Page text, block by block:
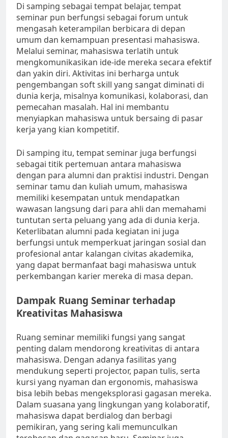
Di samping sebagai tempat belajar, tempat
seminar pun berfungsi sebagai forum untuk
mengasah keterampilan berbicara di depan
umum dan kemampuan presentasi mahasiswa.
Melalui seminar, mahasiswa terlatih untuk
mengkomunikasikan ide-ide mereka secara efektif
dan yakin diri. Aktivitas ini berharga untuk
pengembangan soft skill yang sangat diminati di
dunia kerja, misalnya komunikasi, kolaborasi, dan
pemecahan masalah. Hal ini membantu
menyiapkan mahasiswa untuk bersaing di pasar
kerja yang kian kompetitif.
Di samping itu, tempat seminar juga berfungsi
sebagai titik pertemuan antara mahasiswa
dengan para alumni dan praktisi industri. Dengan
seminar tamu dan kuliah umum, mahasiswa
memiliki kesempatan untuk mendapatkan
wawasan langsung dari para ahli dan memahami
tuntutan serta peluang yang ada di dunia kerja.
Keterlibatan alumni pada kegiatan ini juga
berfungsi untuk memperkuat jaringan sosial dan
profesional antar kalangan civitas akademika,
yang dapat bermanfaat bagi mahasiswa untuk
perkembangan karier mereka di masa depan.
Dampak Ruang Seminar terhadap
Kreativitas Mahasiswa
Ruang seminar memiliki fungsi yang sangat
penting dalam mendorong kreativitas di antara
mahasiswa. Dengan adanya fasilitas yang
mendukung seperti projector, papan tulis, serta
kursi yang nyaman dan ergonomis, mahasiswa
bisa lebih bebas mengeksplorasi gagasan mereka.
Dalam suasana yang lingkungan yang kolaboratif,
mahasiswa dapat berdialog dan berbagi
pemikiran, yang sering kali memunculkan